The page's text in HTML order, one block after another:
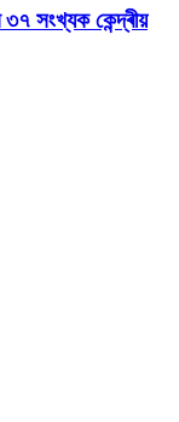
৩৭ সংখ্যক কেন্দ্ৰীয়